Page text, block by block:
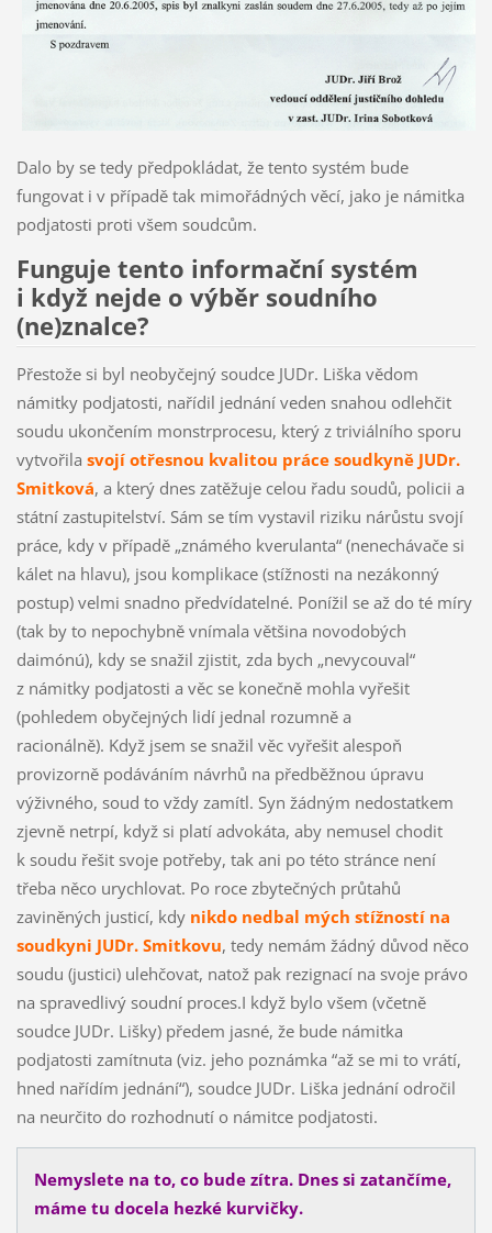
Dalo by se tedy předpokládat, že tento systém bude
fungovat i v případě tak mimořádných věcí, jako je námitka
podjatosti proti všem soudcům.
Funguje tento informační systém
i když nejde o výběr soudního
(ne)znalce?
Přestože si byl neobyčejný soudce JUDr. Liška vědom
námitky podjatosti, nařídil jednání veden snahou odlehčit
soudu ukončením monstrprocesu, který z triviálního sporu
vytvořila svojí otřesnou kvalitou práce soudkyně JUDr.
Smitková, a který dnes zatěžuje celou řadu soudů, policii a
státní zastupitelství. Sám se tím vystavil riziku nárůstu svojí
práce, kdy v případě „známého kverulanta“ (nenechávače si
kálet na hlavu), jsou komplikace (stížnosti na nezákonný
postup) velmi snadno předvídatelné. Ponížil se až do té míry
(tak by to nepochybně vnímala většina novodobých
daimónú), kdy se snažil zjistit, zda bych „nevycouval“
z námitky podjatosti a věc se konečně mohla vyřešit
(pohledem obyčejných lidí jednal rozumně a
racionálně). Když jsem se snažil věc vyřešit alespoň
provizorně podáváním návrhů na předběžnou úpravu
výživného, soud to vždy zamítl. Syn žádným nedostatkem
zjevně netrpí, když si platí advokáta, aby nemusel chodit
k soudu řešit svoje potřeby, tak ani po této stránce není
třeba něco urychlovat. Po roce zbytečných průtahů
zaviněných justicí, kdy nikdo nedbal mých stížností na
soudkyni JUDr. Smitkovu, tedy nemám žádný důvod něco
soudu (justici) ulehčovat, natož pak rezignací na svoje právo
na spravedlivý soudní proces.I když bylo všem (včetně
soudce JUDr. Lišky) předem jasné, že bude námitka
podjatosti zamítnuta (viz. jeho poznámka “až se mi to vrátí,
hned nařídím jednání“), soudce JUDr. Liška jednání odročil
na neurčito do rozhodnutí o námitce podjatosti.
Nemyslete na to, co bude zítra. Dnes si zatančíme,
máme tu docela hezké kurvičky.